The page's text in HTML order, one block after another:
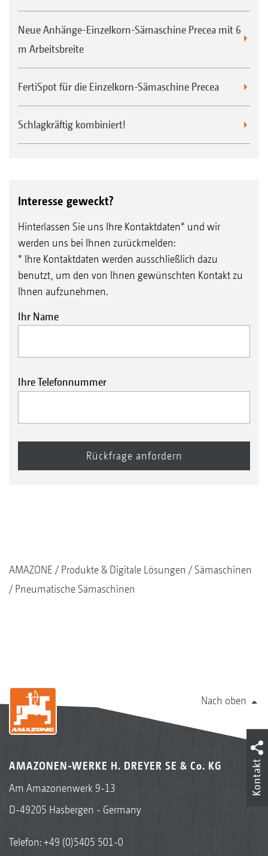
Neue Anhänge-Einzelkorn-Sämaschine Precea mit 6
m Arbeitsbreite
FertiSpot für die Einzelkorn-Sämaschine Precea
Schlagkräftig kombiniert!
Interesse geweckt?
Hinterlassen Sie uns Ihre Kontaktdaten* und wir
werden uns bei Ihnen zurückmelden:
* Ihre Kontaktdaten werden ausschließlich dazu
benutzt, um den von Ihnen gewünschten Kontakt zu
Ihnen aufzunehmen.
Ihr Name
Ihre Telefonnummer
AMAZONE Produkte & Digitale Lösungen
Sämaschinen
Pneumatische Sämaschinen
Nach oben
AMAZONEN-WERKE H. DREYER SE & Co. KG
Am Amazonenwerk 9-13
D-49205 Hasbergen - Germany
Telefon:+49 (0)5405 501-0
Kontakt